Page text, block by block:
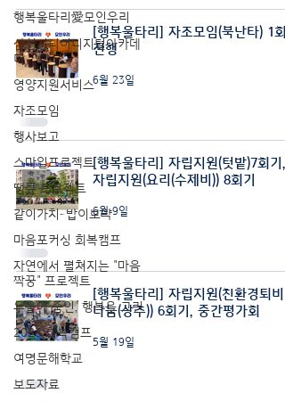
행복울타리愛모인우리
삼성시니어디지털아카데
미
영양지원서비스
자조모임
행사보고
스마일프로젝트
땡큐 프로젝트
같이가치-밥이보약
마음포커싱 회복캠프
자연에서 펼쳐지는 "마음
짝꿍" 프로젝트
우울에 줌인, 행복을 그린
2023 회복캠프
여명문해학교
보도자료
[행복울타리] 자조모임(북난타) 1회
진행
6월 23일
[행복울타리] 자립지원(텃밭)7회기,
자립지원(요리(수제비)) 8회기
6월 9일
[행복울타리] 자립지원(친환경퇴비&
나눔(상추)) 6회기, 중간평가회
5월 19일